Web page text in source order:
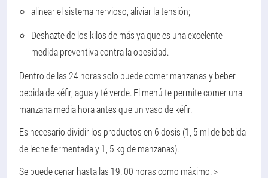
alinear el sistema nervioso, aliviar la tensión;
Deshazte de los kilos de más ya que es una excelente
medida preventiva contra la obesidad.
Dentro de las 24 horas solo puede comer manzanas y beber
bebida de kéfir, agua y té verde. El menú te permite comer una
manzana media hora antes que un vaso de kéfir.
Es necesario dividir los productos en 6 dosis (1, 5 ml de bebida
de leche fermentada y 1, 5 kg de manzanas).
Se puede cenar hasta las 19. 00 horas como máximo. >